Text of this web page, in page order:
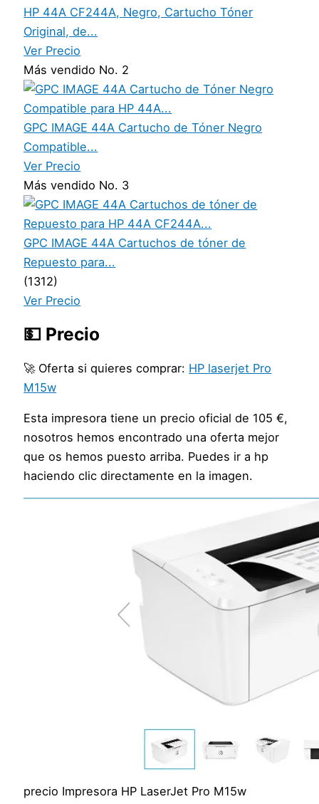
HP 44A CF244A, Negro, Cartucho Tóner
Original, de...
Ver Precio
Más vendido No. 2
GPC IMAGE 44A Cartucho de Tóner Negro
Compatible...
Ver Precio
Más vendido No. 3
GPC IMAGE 44A Cartuchos de tóner de
Repuesto para...
(1312)
Ver Precio
💵 Precio
🚀 Oferta si quieres comprar: HP laserjet Pro
M15w
Esta impresora tiene un precio oficial de 105 €,
nosotros hemos encontrado una oferta mejor
que os hemos puesto arriba. Puedes ir a hp
haciendo clic directamente en la imagen.
precio Impresora HP LaserJet Pro M15w